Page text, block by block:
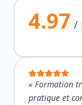
4.97 /
« Formation
pratique et